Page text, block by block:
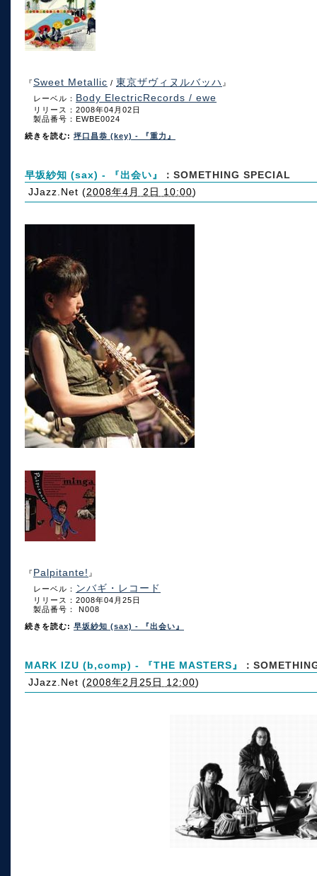
『Sweet Metallic / 東京ザヴィヌルバッハ 』
レーベル： Body ElectricRecords / ewe
リリース：2008年04月02日
製品番号：EWBE0024
続きを読む: 坪口昌恭 (key) - 『重力』
早坂紗知 (sax) - 『出会い』
：SOMETHING SPECIAL
JJazz.Net (2008年4月 2日 10:00)
『 Palpitante! 』
レーベル：
ンバギ・レコード
リリース：2008年04月25日
製品番号： N008
続きを読む: 早坂紗知 (sax) - 『出会い』
MARK IZU (b,comp) - 『THE MASTERS』
：
JJazz.Net (2008年2月25日 12:00)